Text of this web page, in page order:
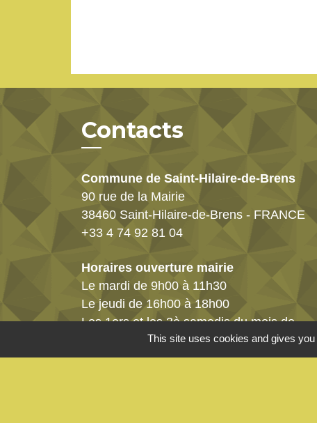
Contacts
Commune de Saint-Hilaire-de-Brens
90 rue de la Mairie
38460 Saint-Hilaire-de-Brens - FRANCE
+33 4 74 92 81 04
Horaires ouverture mairie
Le mardi de 9h00 à 11h30
Le jeudi de 16h00 à 18h00
Les 1ers et les 3è samedis du mois de
9h30 à 11h30This site uses cookies and gives